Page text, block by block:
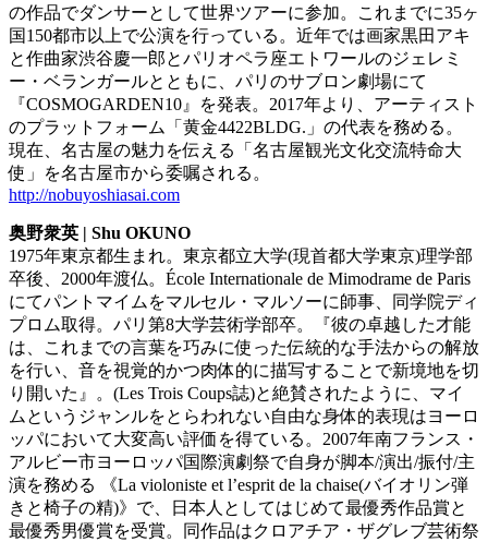
の作品でダンサーとして世界ツアーに参加。これまでに35ヶ
国150都市以上で公演を行っている。近年では画家黒田アキ
と作曲家渋谷慶一郎とパリオペラ座エトワールのジェレミ
ー・ベランガールとともに、パリのサブロン劇場にて
『COSMOGARDEN10』を発表。2017年より、アーティスト
のプラットフォーム「黄金4422BLDG.」の代表を務める。
現在、名古屋の魅力を伝える「名古屋観光文化交流特命大
使」を名古屋市から委嘱される。
http://nobuyoshiasai.com
奥野衆英 | Shu OKUNO
1975年東京都生まれ。東京都立大学(現首都大学東京)理学部
卒後、2000年渡仏。École Internationale de Mimodrame de Paris
にてパントマイムをマルセル・マルソーに師事、同学院ディ
プロム取得。パリ第8大学芸術学部卒。『彼の卓越した才能
は、これまでの言葉を巧みに使った伝統的な手法からの解放
を行い、音を視覚的かつ肉体的に描写することで新境地を切
り開いた』。(Les Trois Coups誌)と絶賛されたように、マイ
ムというジャンルをとらわれない自由な身体的表現はヨーロ
ッパにおいて大変高い評価を得ている。2007年南フランス・
アルビー市ヨーロッパ国際演劇祭で自身が脚本/演出/振付/主
演を務める 《La violoniste et l’esprit de la chaise(バイオリン弾
きと椅子の精)》で、日本人としてはじめて最優秀作品賞と
最優秀男優賞を受賞。同作品はクロアチア・ザグレブ芸術祭